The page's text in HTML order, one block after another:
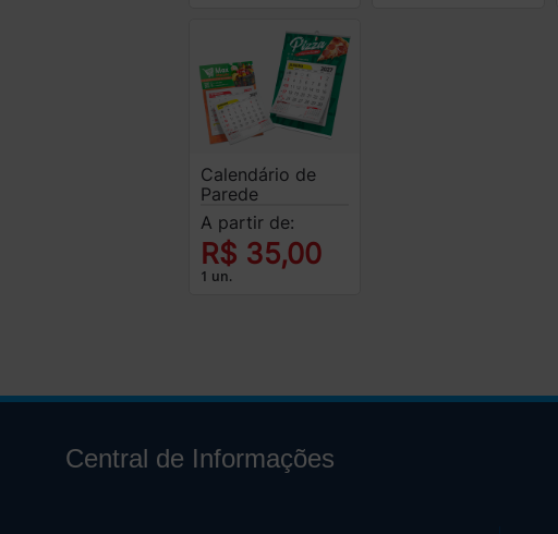
Calendário de
Parede
A partir de:
R$ 35,00
1 un.
Central de Informações